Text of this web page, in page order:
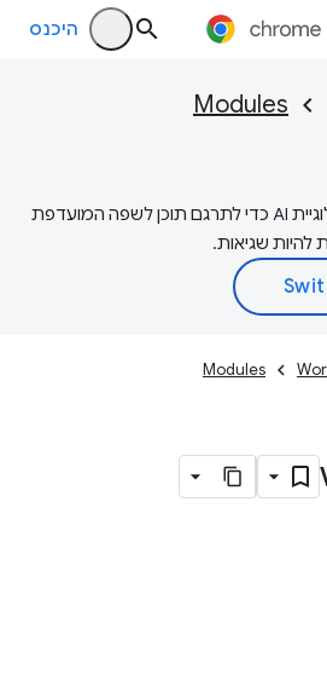
היכנס
Modules
‫Google משתמשת בטכנולוגיית AI כדי לתרגם תוכן לשפה המועדפת
להיות שגיאות.
Modules